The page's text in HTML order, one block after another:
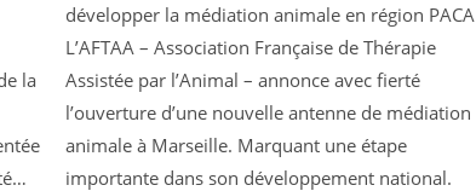
la
développer la médiation animale en région PACA
L’AFTAA – Association Française de Thérapie
Assistée par l’Animal – annonce avec fierté
l’ouverture d’une nouvelle antenne de médiation
animale à Marseille. Marquant une étape
importante dans son développement national.​